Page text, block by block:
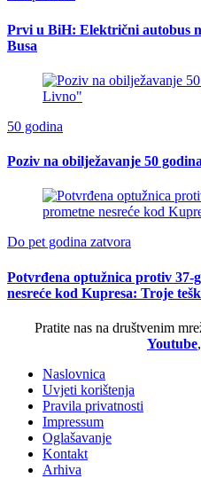
Prvi u BiH: Električni autobus
Busa
50 godina
Poziv na obilježavanje 50
Do pet godina zatvora
Potvrđena optužnica protiv 37-
nesreće kod Kupresa: Troje
Pratite nas na društvenim
Youtube,
Naslovnica
Uvjeti korištenja
Pravila privatnosti
Impressum
Oglašavanje
Kontakt
Arhiva